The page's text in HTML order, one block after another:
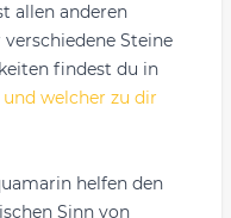
allen anderen
Steine
findest du in
welcher zu dir
helfen den
Sinn von